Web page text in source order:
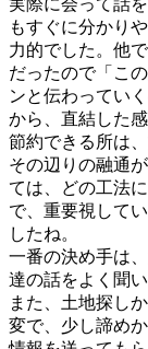
実際に会って話
もすぐに分かり
力的でした。他
だったので「こ
ンと伝わってい
から、直結した
節約できる所は
その辺りの融通
ては、どの工法
で、重要視して
したね。
一番の決め手は
達の話をよく聞
また、土地探し
変で、少し諦め